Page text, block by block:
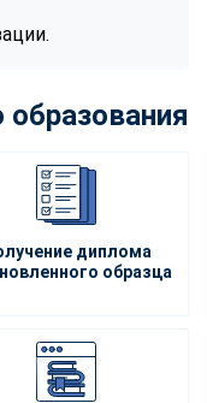
диплома
образца